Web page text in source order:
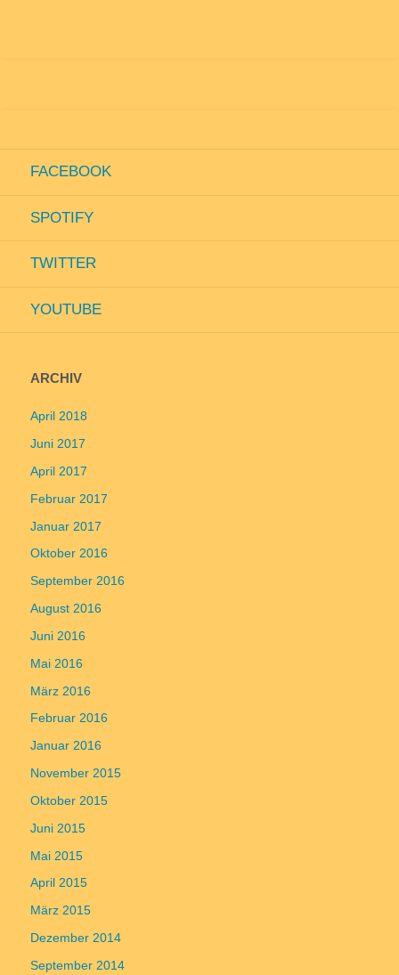
FACEBOOK
SPOTIFY
TWITTER
YOUTUBE
ARCHIV
April 2018
Juni 2017
April 2017
Februar 2017
Januar 2017
Oktober 2016
September 2016
August 2016
Juni 2016
Mai 2016
März 2016
Februar 2016
Januar 2016
November 2015
Oktober 2015
Juni 2015
Mai 2015
April 2015
März 2015
Dezember 2014
September 2014